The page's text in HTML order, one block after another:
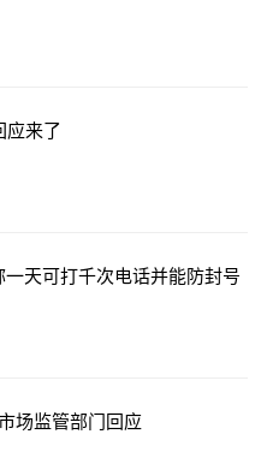
应来了
天可打千次电话并能防封号
场监管部门回应